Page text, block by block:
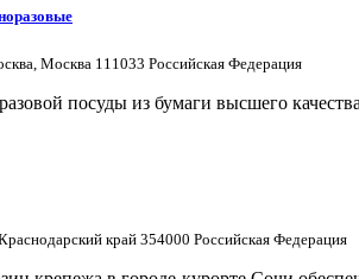
Москва 111033 Российская Федерация
посуды из бумаги высшего
край 354000 Российская Федерация